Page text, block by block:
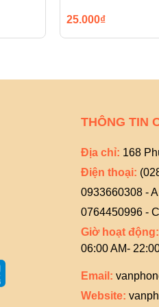
25.000₫
THÔNG TIN
Địa chỉ: 168
Điện thoại:
0933660308 -
0764450996 -
Giờ hoạt động:
06:00 AM-
Email:
Website: